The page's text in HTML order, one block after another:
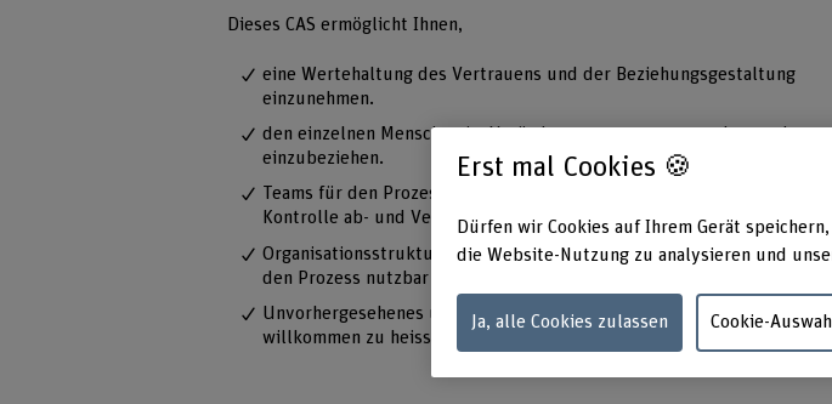
Dieses CAS ermöglicht Ihnen,
eine Wertehaltung des Vertrauens und der Beziehungsgestaltung
einzunehmen.
den einzelnen Menschen im Veränderungsprozesse zu sehen und
einzubeziehen.
Teams für den Prozess handlungsfähig zu machen, indem
Kontrolle ab- und Vertrauen aufgebaut wird.
Organisationsstrukturen und -kulturen zu kennen und diese für
den Prozess nutzbar zu machen.
Unvorhergesehenes und Unplanbares im Prozess aufzunehmen,
willkommen zu heissen und für den Prozess nutzbar zu machen.
Erst mal Cookies 🍪
Dürfen wir Cookies auf Ihrem Gerät
die Website-Nutzung zu analysieren und
Ja, alle Cookies zulassen Cookie-